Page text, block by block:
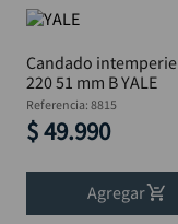
Candado intemperie
220 51 mm B YALE
Referencia: 8815
$49.990
Agregar